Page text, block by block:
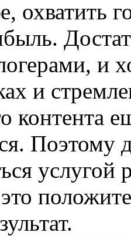
охватить
и
и
контента
Поэтому